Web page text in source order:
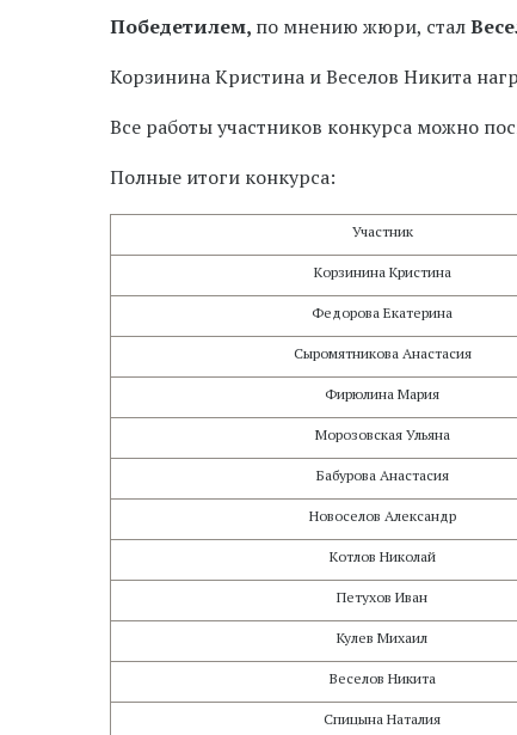
Победетилем, по мнению жюри, стал
Корзинина Кристина и Веселов Никита
Все работы участников конкурса можно
Полные итоги конкурса:
Участник
Корзинина Кристина
Федорова Екатерина
Сыромятникова Анастасия
Фирюлина Мария
Морозовская Ульяна
Бабурова Анастасия
Новоселов Александр
Котлов Николай
Петухов Иван
Кулев Михаил
Веселов Никита
Спицына Наталия